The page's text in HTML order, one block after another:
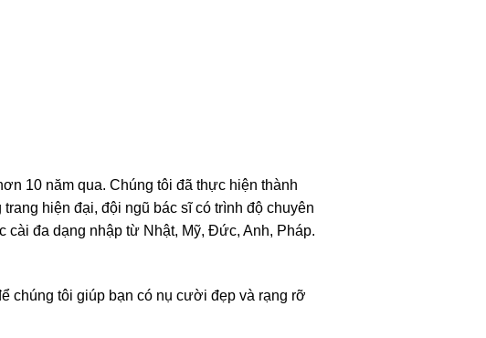
10 năm qua. Chúng tôi đã thực hiện thành
hiện đại, đội ngũ bác sĩ có trình độ chuyên
đa dạng nhập từ Nhật, Mỹ, Đức, Anh, Pháp.
tôi giúp bạn có nụ cười đẹp và rạng rỡ